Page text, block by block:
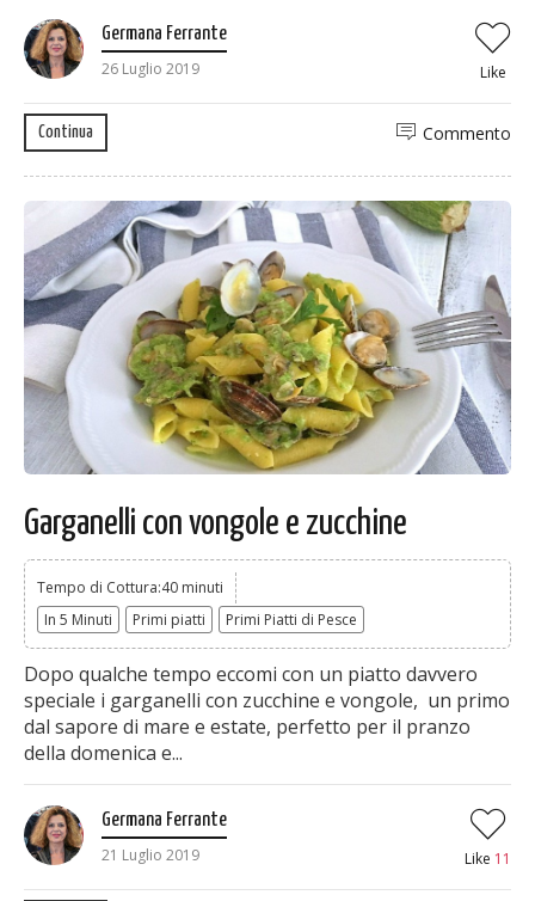
Germana Ferrante
26 Luglio 2019
Like
Continua Commento
Garganelli con vongole e zucchine
Tempo di Cottura:40 minuti
In 5 Minuti
Primi piatti Primi Piatti di Pesce
Dopo qualche tempo eccomi con un piatto davvero
speciale i garganelli con zucchine e vongole, un primo
dal sapore di mare e estate, perfetto per il pranzo
della domenica e...
Germana Ferrante
21 Luglio 2019
Like 11